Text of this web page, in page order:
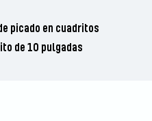
picado en cuadritos
de 10 pulgadas